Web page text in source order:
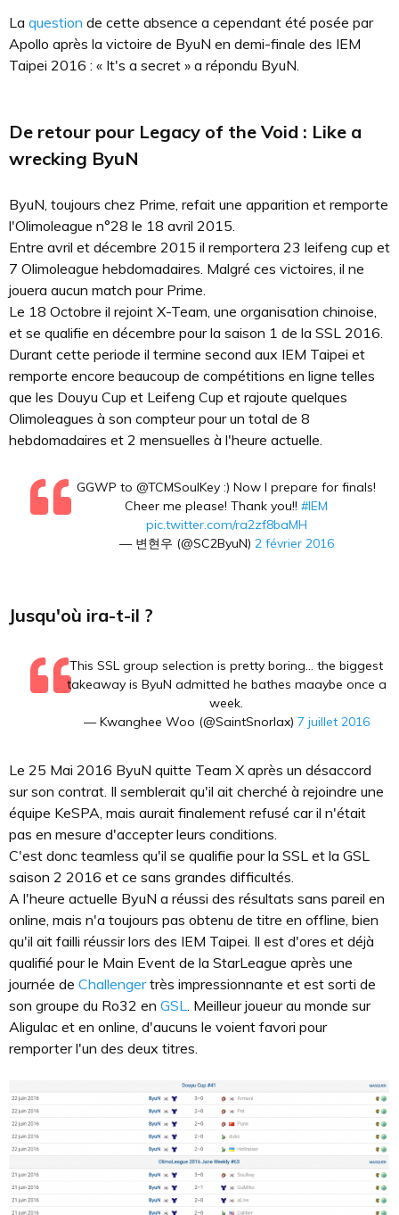
La question de cette absence a cependant été posée par
Apollo après la victoire de ByuN en demi-finale des IEM
Taipei 2016 : « It's a secret » a répondu ByuN.
De retour pour Legacy of the Void : Like a
wrecking ByuN
ByuN, toujours chez Prime, refait une apparition et remporte
l'Olimoleague n°28 le 18 avril 2015.
Entre avril et décembre 2015 il remportera 23 leifeng cup et
7 Olimoleague hebdomadaires. Malgré ces victoires, il ne
jouera aucun match pour Prime.
Le 18 Octobre il rejoint X-Team, une organisation chinoise,
et se qualifie en décembre pour la saison 1 de la SSL 2016.
Durant cette periode il termine second aux IEM Taipei et
remporte encore beaucoup de compétitions en ligne telles
que les Douyu Cup et Leifeng Cup et rajoute quelques
Olimoleagues à son compteur pour un total de 8
hebdomadaires et 2 mensuelles à l'heure actuelle.
GGWP to @TCMSoulKey :) Now I prepare for finals!
Cheer me please! Thank you!! #IEM
pic.twitter.com/ra2zf8baMH
— 변현우 (@SC2ByuN) 2 février 2016
Jusqu'où ira-t-il ?
This SSL group selection is pretty boring... the biggest
takeaway is ByuN admitted he bathes maaybe once a
week.
— Kwanghee Woo (@SaintSnorlax) 7 juillet 2016
Le 25 Mai 2016 ByuN quitte Team X après un désaccord
sur son contrat. Il semblerait qu'il ait cherché à rejoindre une
équipe KeSPA, mais aurait finalement refusé car il n'était
pas en mesure d'accepter leurs conditions.
C'est donc teamless qu'il se qualifie pour la SSL et la GSL
saison 2 2016 et ce sans grandes difficultés.
A l'heure actuelle ByuN a réussi des résultats sans pareil en
online, mais n'a toujours pas obtenu de titre en offline, bien
qu'il ait failli réussir lors des IEM Taipei. Il est d'ores et déjà
qualifié pour le Main Event de la StarLeague après une
journée de Challengertrès impressionnante et est sorti de
son groupe du Ro32 en GSL
. Meilleur joueur au monde sur
Aligulac et en online, d'aucuns le voient favori pour
remporter l'un des deux titres.